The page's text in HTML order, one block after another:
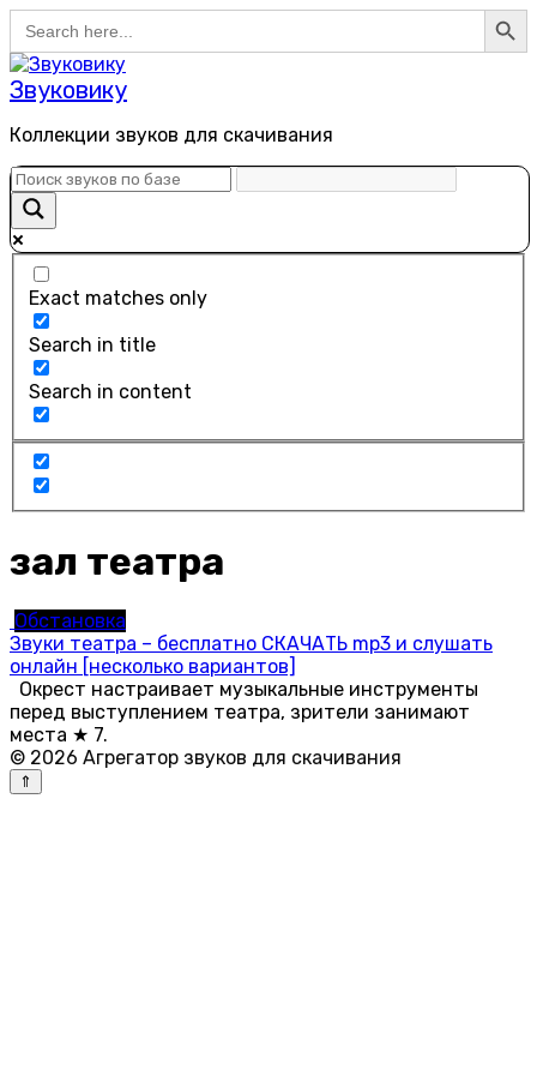
Перейти
содержанию
Search
for:
Search Button
Звуковику
Коллекции звуков для скачивания
Exact matches only
Search in title
Search in content
зал театра
Обстановка
Звуки театра – бесплатно СКАЧАТЬ mp3 и слушать
онлайн [несколько вариантов]
Окрест настраивает музыкальные инструменты
перед выступлением театра, зрители занимают
места ★ 7.
© 2026 Агрегатор звуков для скачивания